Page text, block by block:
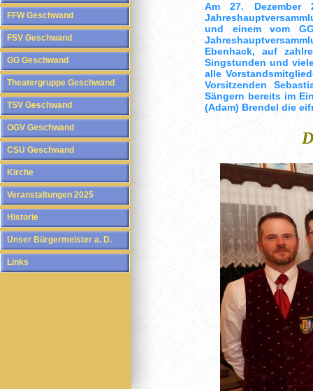
FFW Geschwand
FSV Geschwand
GG Geschwand
Theatergruppe Geschwand
TSV Geschwand
OGV Geschwand
CSU Geschwand
Kirche
Veranstaltungen 2025
Historie
Unser Bürgermeister a. D.
Links
Am 27. Dezember
und einem vom
Ebenhack, auf
Singstunden und
alle
Vorsitzenden
Sängern bereits im
(Adam) Brendel die